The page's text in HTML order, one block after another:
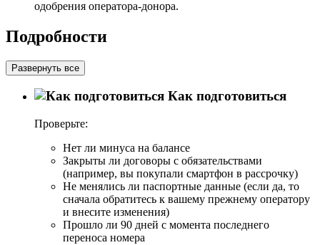
одобрения оператора-донора.
Подробности
Развернуть все
Как подготовиться
Проверьте:
Нет ли минуса на балансе
Закрыты ли договоры с обязательствами
(например, вы покупали смартфон в рассрочку)
Не менялись ли паспортные данные (если да, то
сначала обратитесь к вашему прежнему оператору
и внесите изменения)
Прошло ли 90 дней с момента последнего
переноса номера